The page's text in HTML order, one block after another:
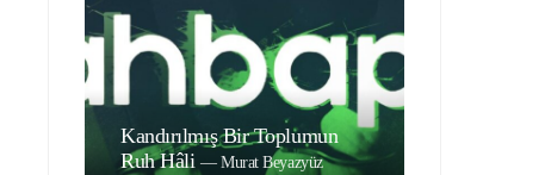
Kandırılmış Bir Toplumun
Ruh Hâli —Murat Beyazyüz